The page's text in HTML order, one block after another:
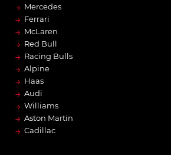
→ Mercedes
→ Ferrari
→ McLaren
→ Red Bull
→ Racing Bulls
→ Alpine
→ Haas
→ Audi
→ Williams
→ Aston Martin
→ Cadillac